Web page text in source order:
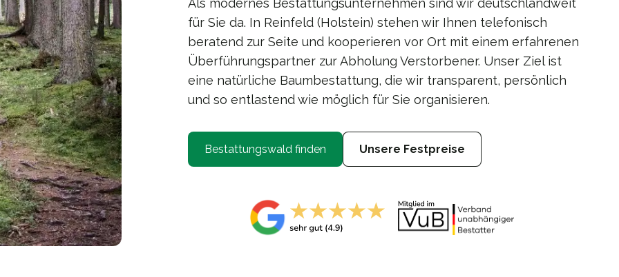
Als modernes Bestattungsunternehmen sind wir deutschlandweit
für Sie da. In Reinfeld (Holstein) stehen wir Ihnen telefonisch
beratend zur Seite und kooperieren vor Ort mit einem erfahrenen
Überführungspartner zur Abholung Verstorbener. Unser Ziel ist
eine natürliche Baumbestattung, die wir transparent, persönlich
und so entlastend wie möglich für Sie organisieren.
Bestattungswald finden Unsere Festpreise